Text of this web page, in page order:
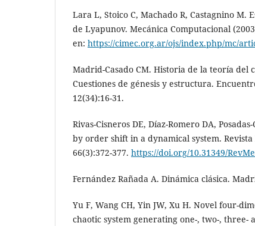
Lara L, Stoico C, Machado R, Castagnino M.
de Lyapunov. Mecánica Computacional
en: https://cimec.org.ar/ojs/index.php/mc/
Madrid-Casado CM. Historia de la teoría del
Cuestiones de génesis y estructura.
12(34):16-31.
Rivas-Cisneros DE, Díaz-Romero DA,
by order shift in a dynamical system. Revista
66(3):372-377. https://doi.org/10.31349/
Fernández Rañada A. Dinámica clásica.
Yu F, Wang CH, Yin JW, Xu H. Novel four-
chaotic system generating one-, two-, three-